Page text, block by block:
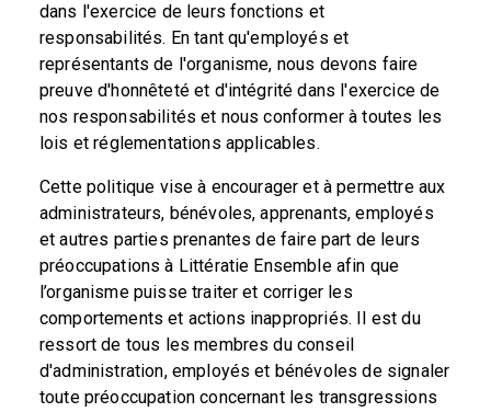
dans l'exercice de leurs fonctions et
responsabilités. En tant qu'employés et
représentants de l'organisme, nous devons faire
preuve d'honnêteté et d'intégrité dans l'exercice de
nos responsabilités et nous conformer à toutes les
lois et réglementations applicables.
Cette politique vise à encourager et à permettre aux
administrateurs, bénévoles, apprenants, employés
et autres parties prenantes de faire part de leurs
préoccupations à Littératie Ensemble afin que
l’organisme puisse traiter et corriger les
comportements et actions inappropriés. Il est du
ressort de tous les membres du conseil
d'administration, employés et bénévoles de signaler
toute préoccupation concernant les transgressions